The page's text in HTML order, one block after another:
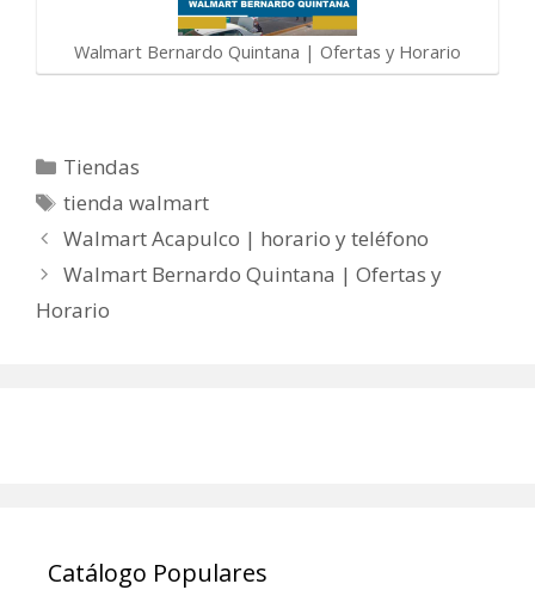
Walmart Bernardo Quintana | Ofertas y Horario
Categorías
Tiendas
Etiquetas
tienda walmart
Walmart Acapulco | horario y teléfono
Walmart Bernardo Quintana | Ofertas y
Horario
Catálogo Populares